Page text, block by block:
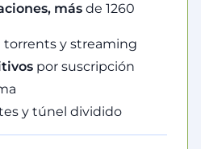
másde 1260
torrents y streaming
por suscripción
y túnel dividido